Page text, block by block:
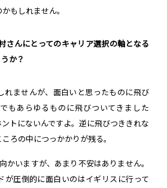
もしれません。
さんにとってのキャリア選択の軸となる
か？
れませんが、面白いと思ったものに飛び
もあらゆるものに飛びついてきました
トにないんですよ。逆に飛びつききれな
ろの中につっかかりが残る。
かいますが、あまり不安はありません。
が圧倒的に面白いのはイギリスに行って